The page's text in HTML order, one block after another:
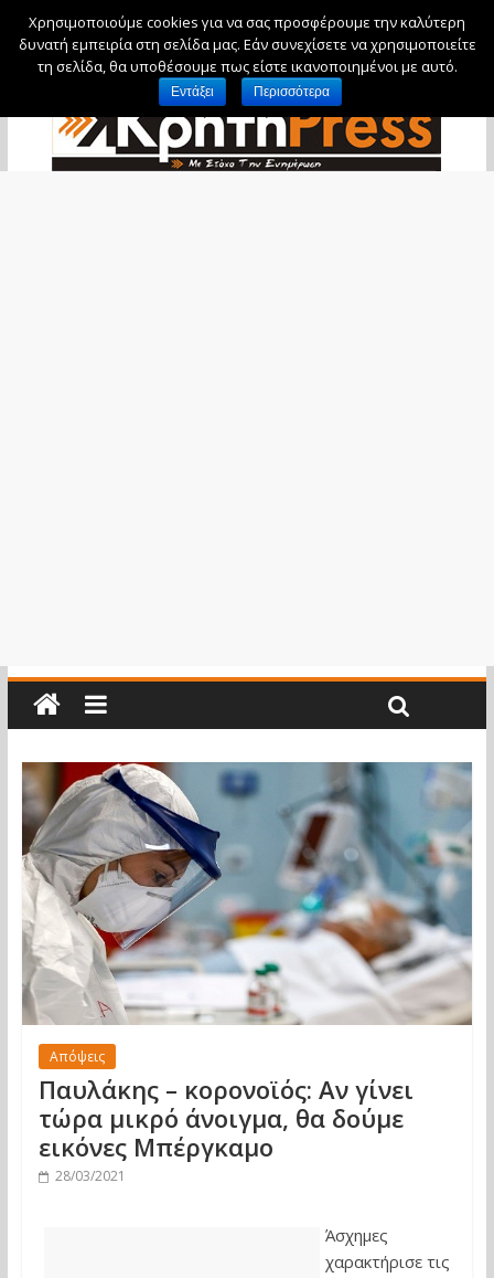
Σάββατο, 8 Αυγούστου, 2026
Απόψεις
Παυλάκης – κορονοϊός: Aν γίνει
τώρα μικρό άνοιγμα, θα δούμε
εικόνες Μπέργκαμο
28/03/2021
Άσχημες
χαρακτήρισε τις
Χρησιμοποιούμε cookies για να σας προσφέρουμε την καλύτερη
δυνατή εμπειρία στη σελίδα μας. Εάν συνεχίσετε να χρησιμοποιείτε
τη σελίδα, θα υποθέσουμε πως είστε ικανοποιημένοι με αυτό.
Εντάξει Περισσότερα